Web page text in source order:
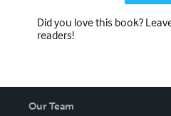
Did you love this book?
readers!
Our Team